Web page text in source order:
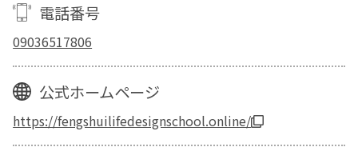
電話番号
09036517806
公式ホームページ
https://fengshuilifedesignschool.online/